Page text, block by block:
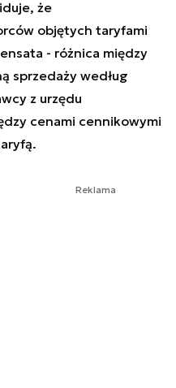
że
objętych taryfami
- różnica między
sprzedaży według
z urzędu
cenami cennikowymi
Reklama